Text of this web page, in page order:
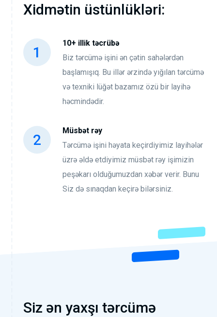
Xidmətin üstünlükləri:
10+ illik təcrübə
Biz tərcümə işini ən çətin sahələrdən
başlamışıq. Bu illər ərzində yığılan tərcümə
və texniki lüğət bazamız özü bir layihə
həcmindədir.
Müsbət rəy
Tərcümə işini həyata keçirdiyimiz layihələr
üzrə əldə etdiyimiz müsbət rəy işimizin
peşəkarı olduğumuzdan xəbər verir. Bunu
Siz də sınaqdan keçirə bilərsiniz.
Siz ən yaxşı tərcümə